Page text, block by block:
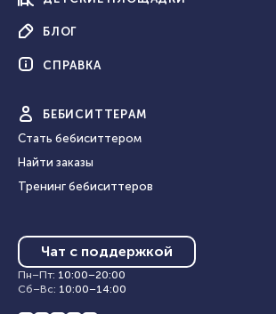
БЛОГ
СПРАВКА
БЕБИ СИТТЕРАМ
Стать бебиситтером
Найти заказы
Тренинг бебиситтеров
Чат с поддержкой
Пн–Пт: 10:00–20:00
Сб–Вс: 10:00–14:00